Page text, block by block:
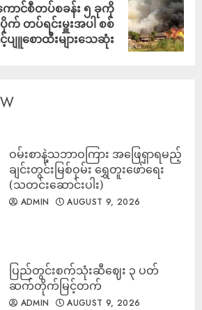
ောင်စီတပ်စခန်း ၅ ခုကို
က် တပ်ရင်းမှူးအပါ စစ်
ျူစောထီးများသေဆုံး
ဝမ်းစာနဲ့သဘာဝကြား အဖြေရှာရမည့်
ချင်းတွင်းမြစ်ဝှမ်း ရွှေတူးဖော်ရေး
(သတင်းဆောင်းပါး)
ADMIN AUGUST 9, 2026
ပြည်တွင်းစက်သုံးဆီဈေး ၃ ပတ်
ဆက်တိုက်မြင့်တက်
ADMIN AUGUST 9, 2026